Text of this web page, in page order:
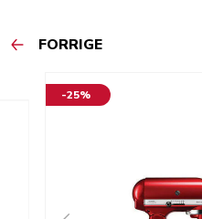
FORRIGE
-25%